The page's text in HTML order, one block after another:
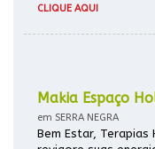
CLIQUE AQUI
Makia Espaço
em SERRA NEGRA
Bem Estar, Terapias